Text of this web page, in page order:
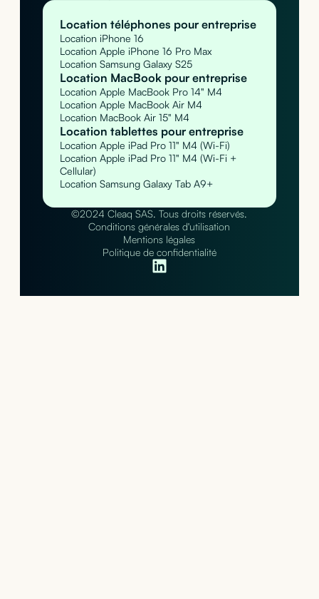
Location téléphones pour entreprise
Location iPhone 16
Location Apple iPhone 16 Pro Max
Location Samsung Galaxy S25
Location MacBook pour entreprise
Location Apple MacBook Pro 14" M4
Location Apple MacBook Air M4
Location MacBook Air 15" M4
Location tablettes pour entreprise
Location Apple iPad Pro 11" M4 (Wi-Fi)
Location Apple iPad Pro 11" M4 (Wi-Fi +
Cellular)
Location Samsung Galaxy Tab A9+
©2024 Cleaq SAS. Tous droits réservés.
Conditions générales d'utilisation
Mentions légales
Politique de confidentialité